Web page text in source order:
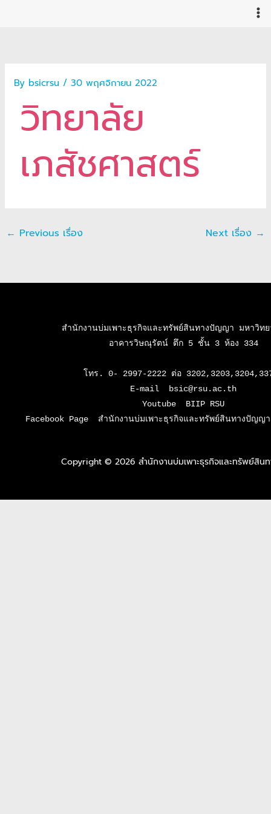
By bsicrsu/30 พฤศจิกายน 2022
วิทยาลัย
เภสัชศาสตร์
← Previous เรื่อง Next เรื่อง →
สำนักงานบ่มเพาะธุรกิจและทรัพย์สินทางปัญญา มหาวิทย
อาคารวิษณุรัตน์ ตึก 5 ชั้น 3 ห้อง 334
โทร. 0- 2997-2222 ต่อ
E-mail  bsic@rsu.ac.th
Youtube  BIIP RSU
Facebook Page  สำนักงานบ่มเพาะธุรกิจและทรัพย์สินทางปัญญ
Copyright © 2026 สำนักงานบ่มเพาะธุรกิจและทรัพย์สิ